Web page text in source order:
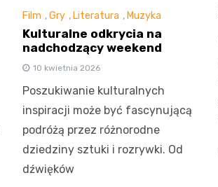
Film ,Gry , Literatura , Muzyka
Kulturalne odkrycia na
nadchodzący weekend
10 kwietnia 2026
Poszukiwanie kulturalnych
inspiracji może być fascynującą
podróżą przez różnorodne
dziedziny sztuki i rozrywki. Od
dźwięków